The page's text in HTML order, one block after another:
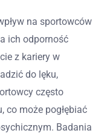
na sportowców
ich odporność
z kariery w
do lęku,
często
co może pogłębiać
Badania